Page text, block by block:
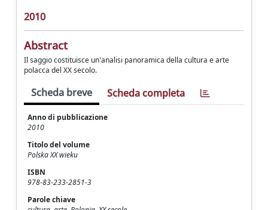
2010
Abstract
Il saggio costituisce un'analisi panoramica della cultura e arte
polacca del XX secolo.
Scheda breve Scheda completa
Anno di pubblicazione
2010
Titolo del volume
Polska XX wieku
ISBN
978-83-233-2851-3
Parole chiave